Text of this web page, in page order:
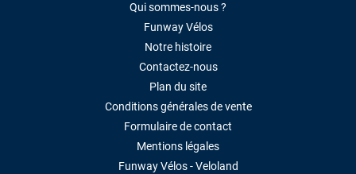
Qui sommes-nous ?
Funway Vélos
Notre histoire
Contactez-nous
Plan du site
Conditions générales de vente
Formulaire de contact
Mentions légales
Funway Vélos - Veloland
François
J’ai commandé un pack via leur site
commande validée, le magasin m’a